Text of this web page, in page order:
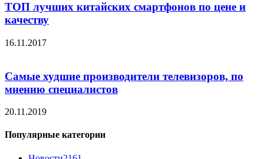
ТОП лучших китайских смартфонов по цене и
качеству
16.11.2017
Самые худшие производители телевизоров, по
мнению специалистов
20.11.2019
Популярные категории